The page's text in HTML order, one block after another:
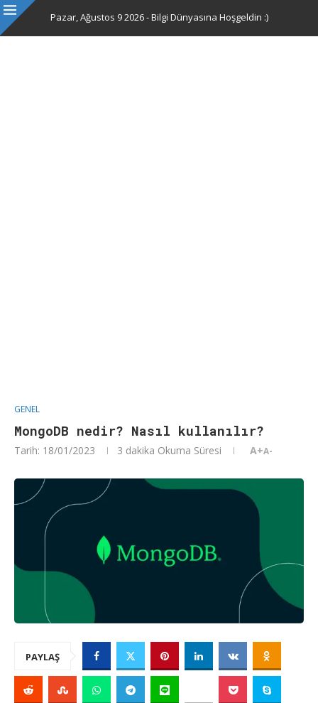
Pazar, Ağustos 9 2026 - Bilgi Dünyasına Hoşgeldin :)
GENEL
MongoDB nedir? Nasıl kullanılır?
Tarih: 18/01/2023 3 dakika Okuma Süresi A+A-
PAYLAŞ